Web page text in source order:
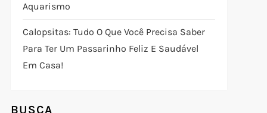
Aquarismo
Calopsitas: Tudo O Que Você Precisa Saber
Para Ter Um Passarinho Feliz E Saudável
Em Casa!
BUSCA